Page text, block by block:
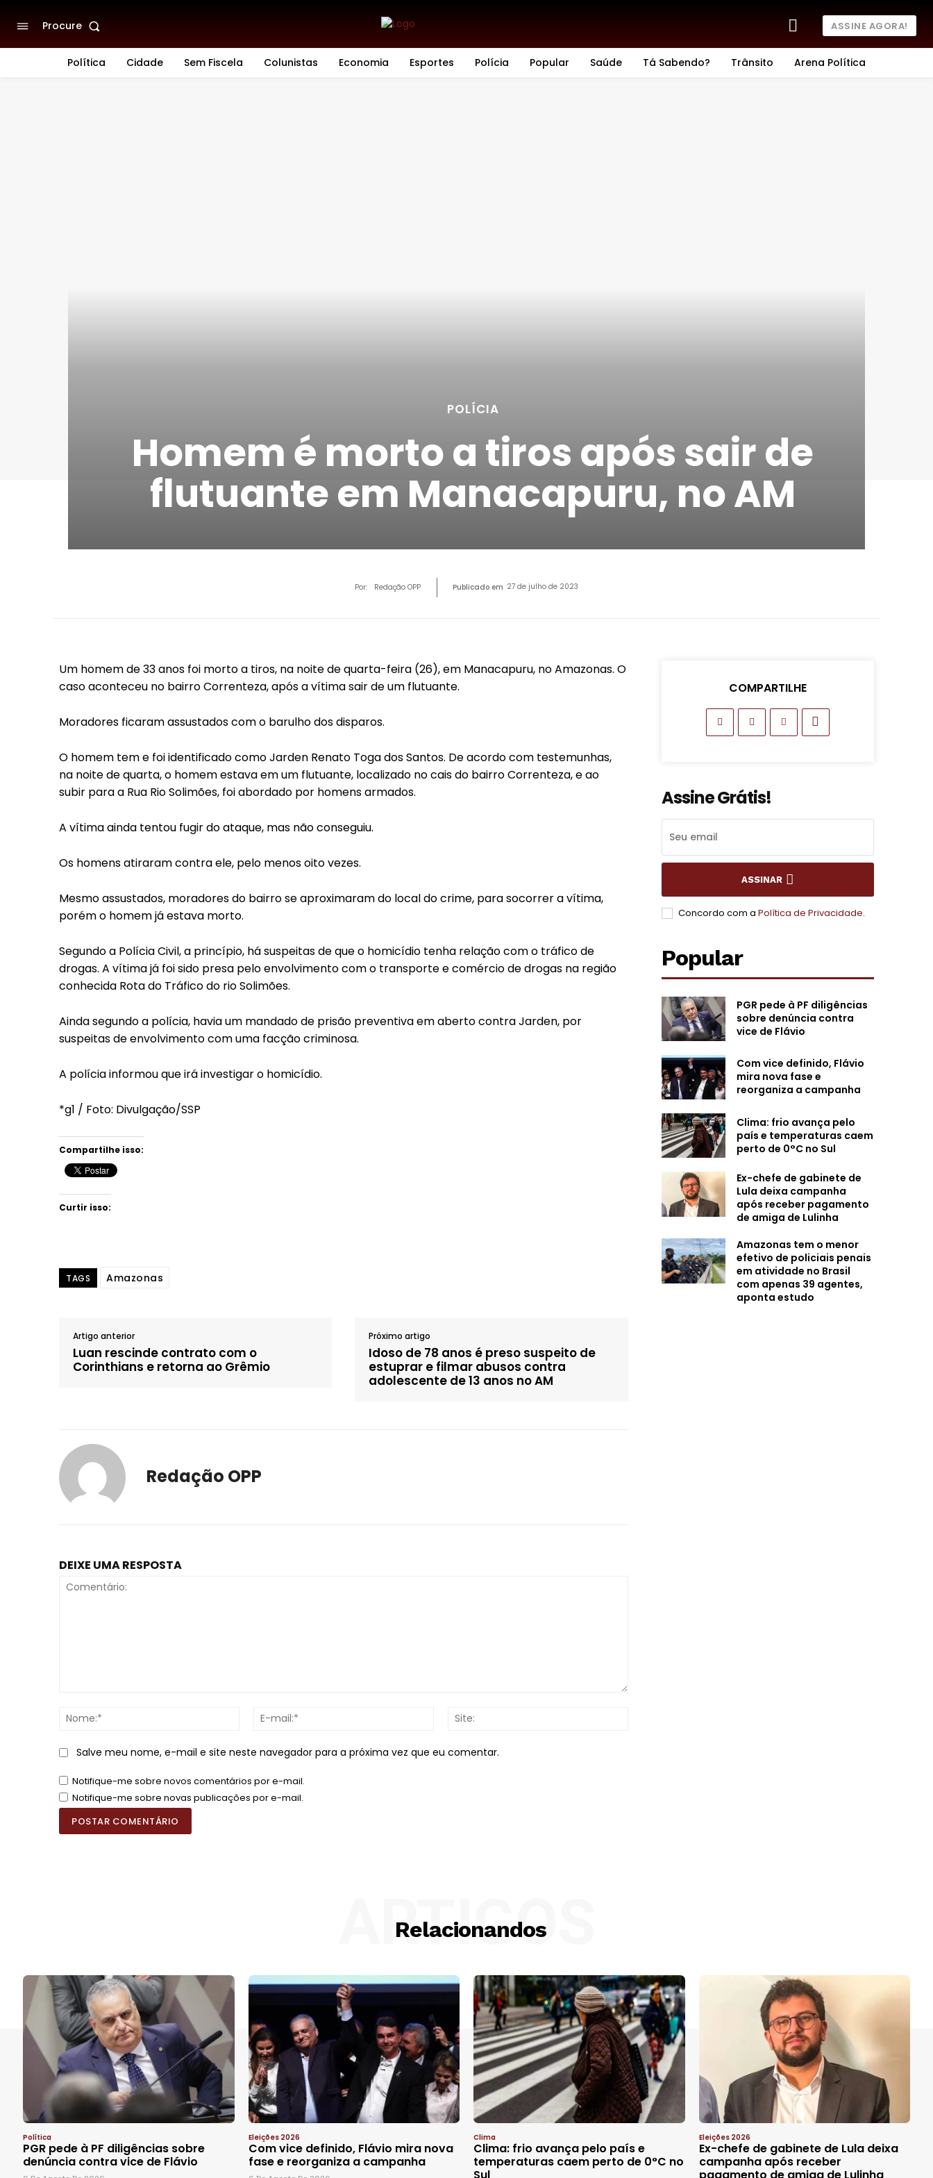
Procure ASSINE AGORA!
Política Cidade Sem Fiscela Colunistas Economia Esportes Polícia Popular Saúde Tá Sabendo? Trânsito Arena Política
POLÍCIA
Homem é morto a tiros após sair de
flutuante em Manacapuru, no AM
Por: Redação OPP Publicado em 27 de julho de 2023
Um homem de 33 anos foi morto a tiros, na noite de quarta-feira (26), em Manacapuru, no Amazonas. O
caso aconteceu no bairro Correnteza, após a vítima sair de um flutuante.
Moradores ficaram assustados com o barulho dos disparos.
O homem tem e foi identificado como Jarden Renato Toga dos Santos. De acordo com testemunhas,
na noite de quarta, o homem estava em um flutuante, localizado no cais do bairro Correnteza, e ao
subir para a Rua Rio Solimões, foi abordado por homens armados.
A vítima ainda tentou fugir do ataque, mas não conseguiu.
Os homens atiraram contra ele, pelo menos oito vezes.
Mesmo assustados, moradores do bairro se aproximaram do local do crime, para socorrer a vítima,
porém o homem já estava morto.
Segundo a Polícia Civil, a princípio, há suspeitas de que o homicídio tenha relação com o tráfico de
drogas. A vítima já foi sido presa pelo envolvimento com o transporte e comércio de drogas na região
conhecida Rota do Tráfico do rio Solimões.
Ainda segundo a polícia, havia um mandado de prisão preventiva em aberto contra Jarden, por
suspeitas de envolvimento com uma facção criminosa.
A polícia informou que irá investigar o homicídio.
*g1 / Foto: Divulgação/SSP
Compartilhe isso:
Curtir isso:
TAGS Amazonas
Artigo anterior
Luan rescinde contrato com o
Corinthians e retorna ao Grêmio
Próximo artigo
Idoso de 78 anos é preso suspeito de
estuprar e filmar abusos contra
adolescente de 13 anos no AM
Redação OPP
DEIXE UMA RESPOSTA
Nome:*
Salve meu nome, e-mail e site neste navegador para a próxima vez que eu comentar.
Notifique-me sobre novos comentários por e-mail.
Notifique-me sobre novas publicações por e-mail.
COMPARTILHE
Assine Grátis!
ASSINAR
Concordo com a Política de Privacidade.
Popular
PGR pede à PF diligências
sobre denúncia contra
vice de Flávio
Com vice definido, Flávio
mira nova fase e
reorganiza a campanha
Clima: frio avança pelo
país e temperaturas caem
perto de 0°C no Sul
Ex-chefe de gabinete de
Lula deixa campanha
após receber pagamento
de amiga de Lulinha
Amazonas tem o menor
efetivo de policiais penais
em atividade no Brasil
com apenas 39 agentes,
aponta estudo
Relacionandos
ARTIGOS
Política
PGR pede à PF diligências sobre
denúncia contra vice de Flávio
Eleições 2026
Com vice definido, Flávio mira nova
fase e reorganiza a campanha
Clima
Clima: frio avança pelo país e
temperaturas caem perto de 0°C no
Eleições 2026
Ex-chefe de gabinete de Lula deixa
campanha após receber